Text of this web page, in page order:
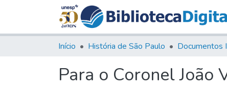
Início História de São Paulo Documentos
Para o Coronel João